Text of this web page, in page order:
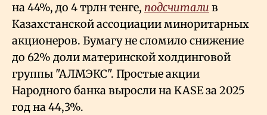
на 44%, до 4 трлн тенге, подсчитали в
Казахстанской ассоциации миноритарных
акционеров. Бумагу не сломило снижение
до 62% доли материнской холдинговой
группы "АЛМЭКС". Простые акции
Народного банка выросли на KASE за 2025
год на 44,3%.